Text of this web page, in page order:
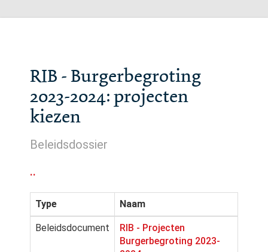
RIB - Burgerbegroting
2023-2024: projecten
kiezen
Beleidsdossier
..
Type Naam
Beleidsdocument
RIB - Projecten
Burgerbegroting 2023-